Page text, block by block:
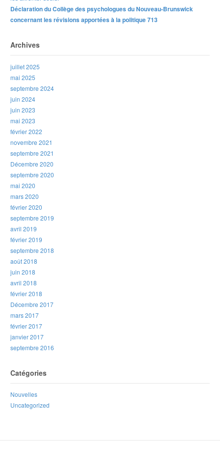
Déclaration du Collège des psychologues du Nouveau-Brunswick
concernant les révisions apportées à la politique 713
Archives
juillet 2025
mai 2025
septembre 2024
juin 2024
juin 2023
mai 2023
février 2022
novembre 2021
septembre 2021
Décembre 2020
septembre 2020
mai 2020
mars 2020
février 2020
septembre 2019
avril 2019
février 2019
septembre 2018
août 2018
juin 2018
avril 2018
février 2018
Décembre 2017
mars 2017
février 2017
janvier 2017
septembre 2016
Catégories
Nouvelles
Uncategorized